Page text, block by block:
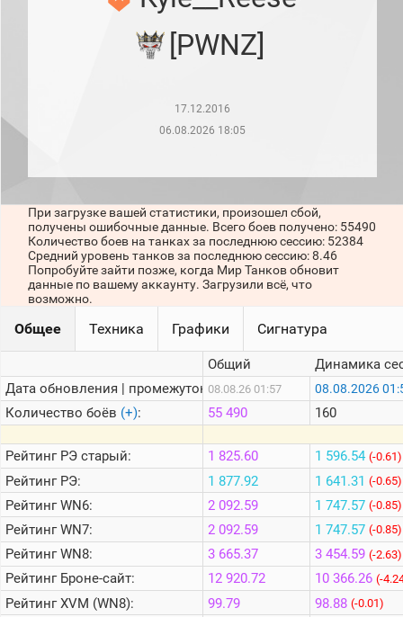
игроков
Кланы
Статистика
стримеров
Информация
Онлайн
Цветовая
шкала
Теlegram
ВК
Портал
Мира
Танков
[PWNZ]
17.12.2016
06.08.2026 18:05
При загрузке вашей статистики, произошел сбой,
получены ошибочные данные. Всего боев получено: 55490
Количество боев на танках за последнюю сессию: 52384
Средний уровень танков за последнюю сессию: 8.46
Попробуйте зайти позже, когда Мир Танков обновит
данные по вашему аккаунту. Загрузили всё, что
возможно.
Общее Техника Графики Сигнатура
Дата обновления | промежуток:
Количество боёв (+):
РейтингРЭ старый:
РейтингРЭ:
РейтингWN6:
РейтингWN7:
РейтингWN8:
РейтингБроне-сайт:
РейтингXVM (WN8):
Общий
08.08.26 01:57
55 490
1 825.60
1 877.92
2 092.59
2 092.59
3 665.37
12 920.72
99.79
Динамика
08.08.2026
160
1 596.54 (-0.61)
1 641.31 (-0.65)
1 747.57 (-0.85)
1 747.57 (-0.85)
3 454.59 (-2.63)
10 366.26 (-
98.88 (-0.01)